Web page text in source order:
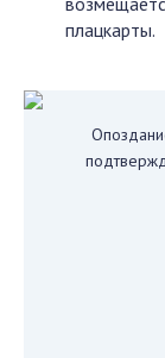
плацкарты.